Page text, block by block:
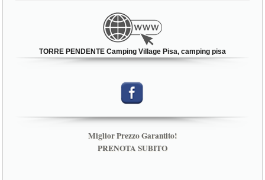
TORRE PENDENTE Camping Village Pisa, camping pisa
Miglior Prezzo Garantito!
PRENOTA SUBITO